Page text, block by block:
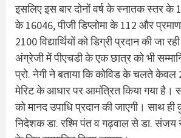
इसलिए इस बार दोनों वर्ष के स्नातक स्तर के
के 16046, पीजी डिप्लोमा के 112 और
2100 विद्यार्थियों को डिग्री प्रदान की जा
अंग्रेजी में पीएचडी के एक छात्र को भी
प्रो. नेगी ने बताया कि कोविड के चलते केवल
मेरिट के आधार पर आमंत्रित किया गया है।
को मानद उपाधि प्रदान की जाएगी। साथ
निदेशक डा. रश्मि पंत व गढ़वाल से डा. संजय